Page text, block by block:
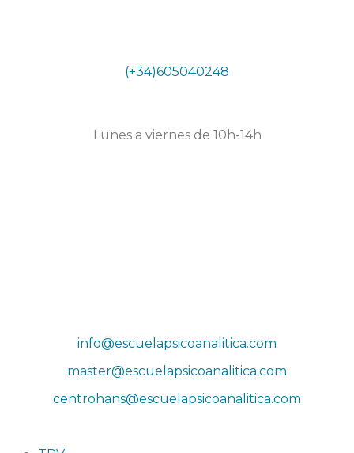
(+34)605040248
Lunes a viernes de 10h-14h
info@escuelapsicoanalitica.com
master@escuelapsicoanalitica.com
centrohans@escuelapsicoanalitica.com